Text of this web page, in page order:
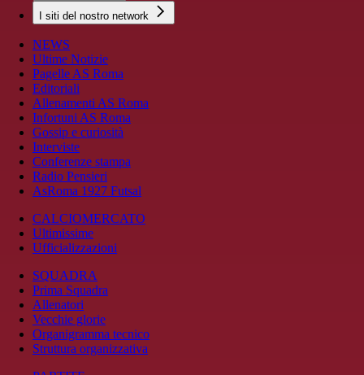
I siti del nostro network
NEWS
Ultime Notizie
Pagelle AS Roma
Editoriali
Allenamenti AS Roma
Infortuni AS Roma
Gossip e curiosità
Interviste
Conferenze stampa
Radio Pensieri
AsRoma 1927 Futsal
CALCIOMERCATO
Ultimissime
Ufficializzazioni
SQUADRA
Prima Squadra
Allenatori
Vecchie glorie
Organigramma tecnico
Struttura organizzativa